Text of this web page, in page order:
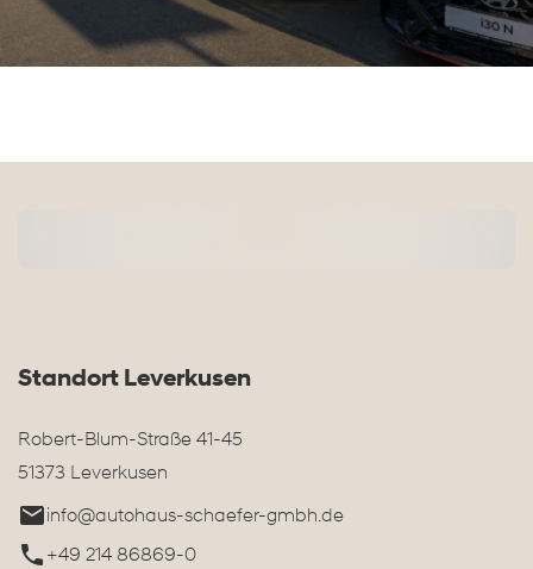
Standort Leverkusen
Robert-Blum-Straße 41-45
51373 Leverkusen
info@autohaus-schaefer-gmbh.de
+49 214 86869-0